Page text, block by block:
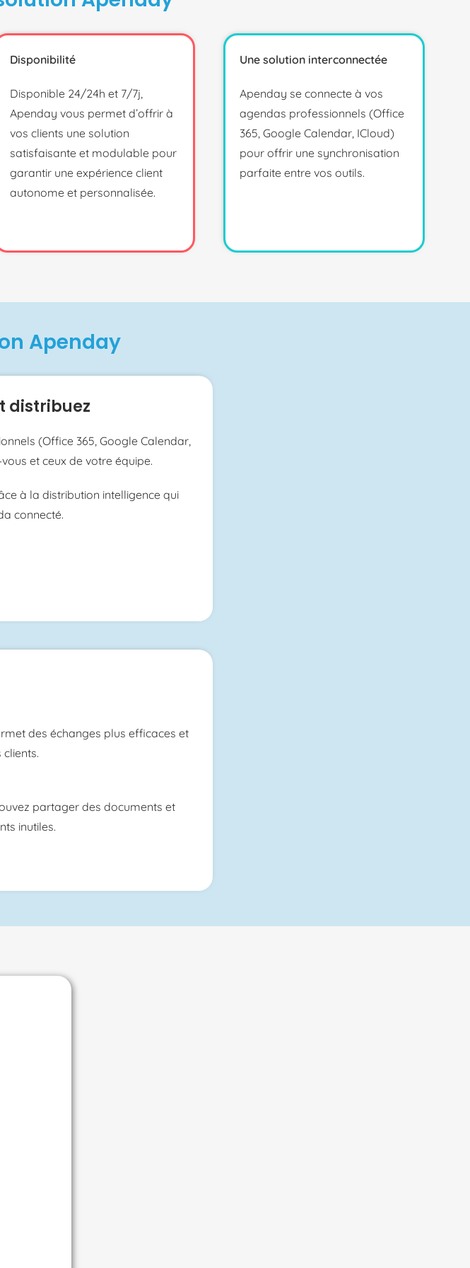
Disponibilité
Disponible 24/24h et 7/7j,
Apenday vous permet d’offrir à
vos clients une solution
satisfaisante et modulable pour
garantir une expérience client
autonome et personnalisée.
Une solution interconnectée
Apenday se connecte à vos
agendas professionnels (Office
365, Google Calendar, ICloud)
pour offrir une synchronisation
parfaite entre vos outils.
Apenday
distribuez
(Office 365, Google Calendar,
et ceux de votre équipe.
à la distribution intelligence qui
connecté.
des échanges plus efficaces et
partager des documents et
inutiles.